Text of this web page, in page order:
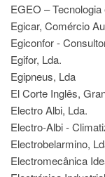
EGEO –
Egicar, Comércio
Egiconfor -
Egifor, Lda.
Egipneus, Lda
El Corte Inglês,
Electro Albi, Lda.
Electro-Albi -
Electrobelarmino,
Electromecânica